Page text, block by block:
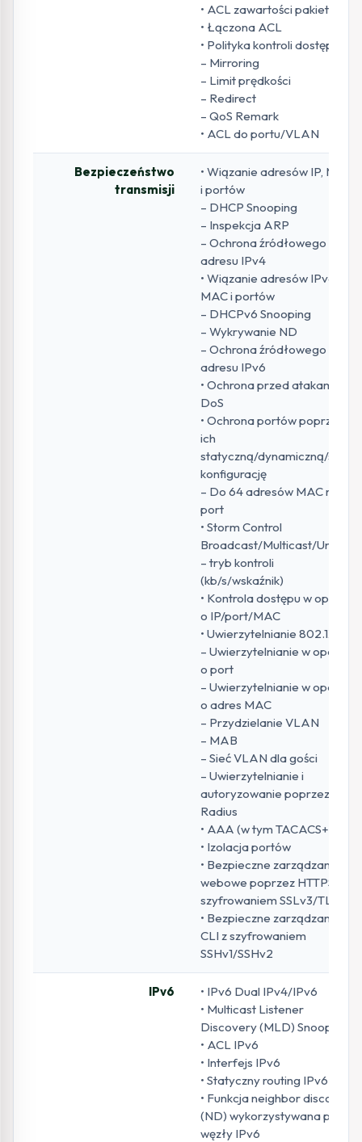
• ACL zawartości pakietu
• Łączona ACL
• Polityka kontroli dostępu
– Mirroring
– Limit prędkości
– Redirect
– QoS Remark
• ACL do portu/VLAN
Bezpieczeństwo
transmisji
• Wiązanie adresów IP, MAC
i portów
– DHCP Snooping
– Inspekcja ARP
– Ochrona źródłowego
adresu IPv4
• Wiązanie adresów IPv6,
MAC i portów
– DHCPv6 Snooping
– Wykrywanie ND
– Ochrona źródłowego
adresu IPv6
• Ochrona przed atakami
DoS
• Ochrona portów poprzez
ich
statyczną/dynamiczną/stałą
konfigurację
– Do 64 adresów MAC na
port
• Storm Control
Broadcast/Multicast/Unicast
– tryb kontroli
(kb/s/wskaźnik)
• Kontrola dostępu w oparciu
o IP/port/MAC
• Uwierzytelnianie 802.1X
– Uwierzytelnianie w oparciu
o port
– Uwierzytelnianie w oparciu
o adres MAC
– Przydzielanie VLAN
– MAB
– Sieć VLAN dla gości
– Uwierzytelnianie i
autoryzowanie poprzez
Radius
• AAA (w tym TACACS+)
• Izolacja portów
• Bezpieczne zarządzanie
webowe poprzez HTTPS z
szyfrowaniem SSLv3/TLS 1.2
• Bezpieczne zarządzanie
CLI z szyfrowaniem
SSHv1/SSHv2
IPv6
• IPv6 Dual IPv4/IPv6
• Multicast Listener
Discovery (MLD) Snooping
• ACL IPv6
• Interfejs IPv6
• Statyczny routing IPv6
• Funkcja neighbor discovery
(ND) wykorzystywana przez
węzły IPv6